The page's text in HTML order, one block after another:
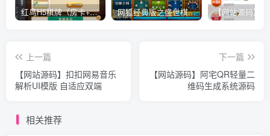
红鸟H5棋牌（房卡+金币）全套双模式游戏源码 网狐经典版之盛世棋牌完整游戏源码（包含文档、架设教程、网站、源代码等）
上一篇
【网站源码】扣扣网易音乐
解析UI模版 自适应双端
下一篇
【网站源码】阿宅QR轻量二
维码生成系统源码
相关推荐